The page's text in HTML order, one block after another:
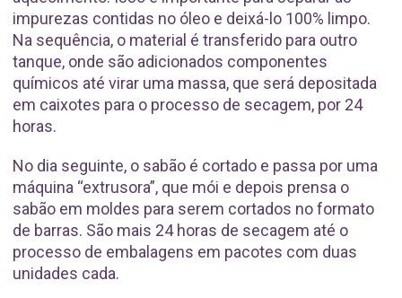
impurezas contidas no óleo e deixá-lo 100% limpo.
Na sequência, o material é transferido para outro
tanque, onde são adicionados componentes
químicos até virar uma massa, que será depositada
em caixotes para o processo de secagem, por 24
horas.
No dia seguinte, o sabão é cortado e passa por uma
máquina “extrusora”, que mói e depois prensa o
sabão em moldes para serem cortados no formato
de barras. São mais 24 horas de secagem até o
processo de embalagens em pacotes com duas
unidades cada.